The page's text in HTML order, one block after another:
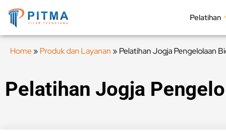
Pelatihan
Home» Produk dan Layanan » Pelatihan Jogja Pengelolaan
Pelatihan Jogja